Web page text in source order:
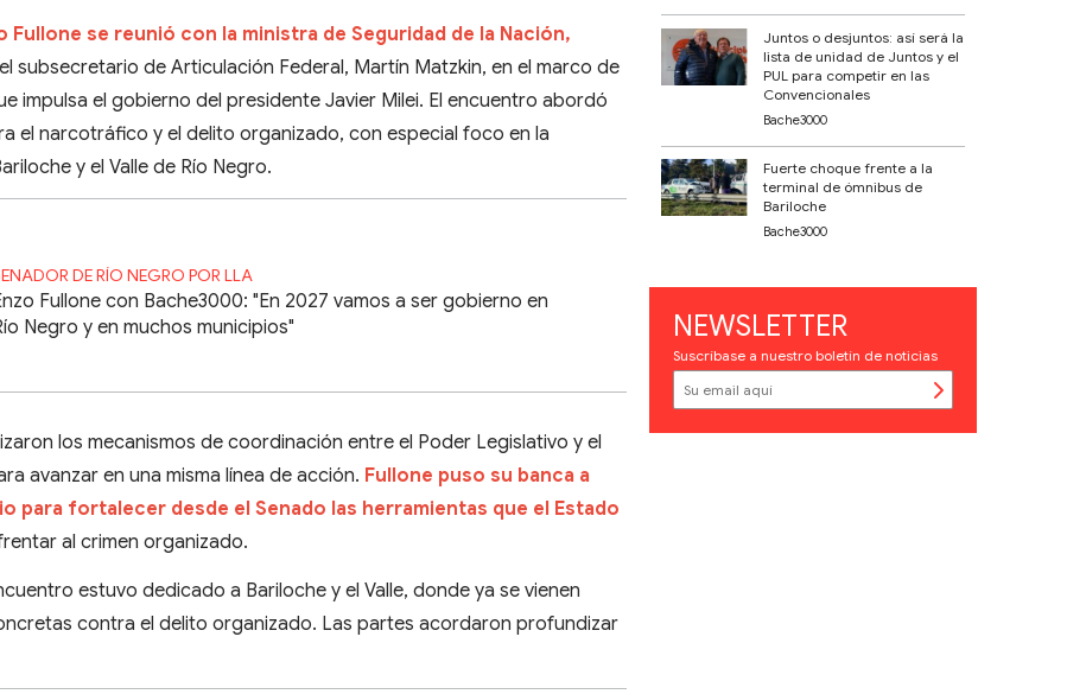
Fullone se reunió con la ministra de Seguridad de la Nación,
subsecretario de Articulación Federal, Martín Matzkin, en el marco de
impulsa el gobierno del presidente Javier Milei. El encuentro abordó
el narcotráfico y el delito organizado, con especial foco en la
y el Valle de Río Negro.
DE RÍO NEGRO POR LLA
Fullone con Bache3000: "En 2027 vamos a ser gobierno en
Negro y en muchos municipios"
los mecanismos de coordinación entre el Poder Legislativo y el
avanzar en una misma línea de acción. Fullone puso su banca a
para fortalecer desde el Senado las herramientas que el Estado
al crimen organizado.
estuvo dedicado a Bariloche y el Valle, donde ya se vienen
contra el delito organizado. Las partes acordaron profundizar
Juntos o desjuntos: así será la
lista de unidad de Juntos y el
PUL para competir en las
Convencionales
Bache3000
Fuerte choque frente a la
terminal de ómnibus de
Bariloche
Bache3000
NEWSLETTER
Suscríbase a nuestro boletín de noticias